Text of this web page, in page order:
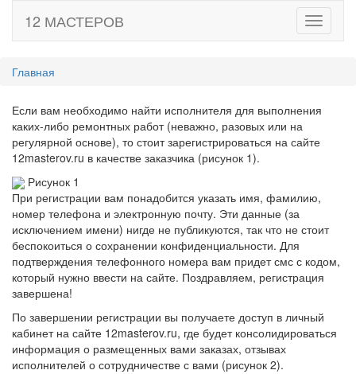
Toggle
12 МАСТЕРОВ
Главная
Если вам необходимо найти исполнителя для выполнения
каких-либо ремонтных работ (неважно, разовых или на
регулярной основе), то стоит зарегистрироваться на сайте
12masterov.ru в качестве заказчика (рисунок 1).
Рисунок 1
При регистрации вам понадобится указать имя, фамилию,
номер телефона и электронную почту. Эти данные (за
исключением имени) нигде не публикуются, так что не стоит
беспокоиться о сохранении конфиденциальности. Для
подтверждения телефонного номера вам придет смс с кодом,
который нужно ввести на сайте. Поздравляем, регистрация
завершена!
По завершении регистрации вы получаете доступ в личный
кабинет на сайте 12masterov.ru, где будет консолидироваться
информация о размещенных вами заказах, отзывах
исполнителей о сотрудничестве с вами (рисунок 2).